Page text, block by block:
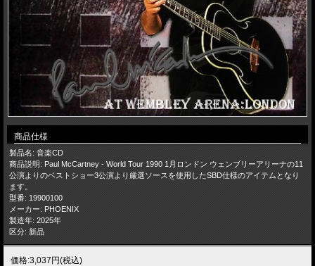
商品仕様
製品名: 音楽CD
商品説明: Paul McCartney - World Tour 1990 1月ロンドン ウェンブリーアリーナの11
公演よりのベストショー3公演より厳選ソースを使用したSBD仕様のアイテムとなり
ます。
型番: 19900100
メーカー: PHOENIX
製造年: 2025年
区分: 新品
価格:3,037円(税込)